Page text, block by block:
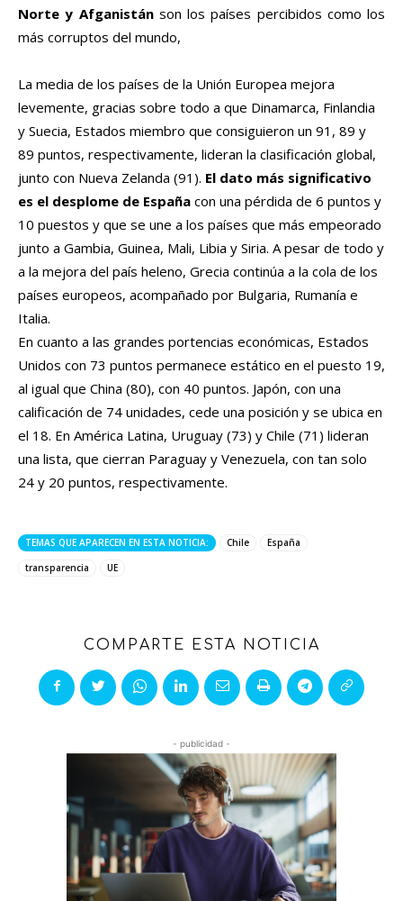
Norte y Afganistánson los países percibidos como los
más corruptos del mundo,
La media de los países de la Unión Europea mejora
levemente, gracias sobre todo a que Dinamarca, Finlandia
y Suecia, Estados miembro que consiguieron un 91, 89 y
89 puntos, respectivamente, lideran la clasificación global,
junto con Nueva Zelanda (91). El dato más significativo
es el desplome de España con una pérdida de 6 puntos y
10 puestos y que se une a los países que más empeorado
junto a Gambia, Guinea, Mali, Libia y Siria. A pesar de todo y
a la mejora del país heleno, Grecia continúa a la cola de los
países europeos, acompañado por Bulgaria, Rumanía e
Italia.
En cuanto a las grandes portencias económicas, Estados
Unidos con 73 puntos permanece estático en el puesto 19,
al igual que China (80), con 40 puntos. Japón, con una
calificación de 74 unidades, cede una posición y se ubica en
el 18. En América Latina, Uruguay (73) y Chile (71) lideran
una lista, que cierran Paraguay y Venezuela, con tan solo
24 y 20 puntos, respectivamente.
TEMAS QUE APARECEN EN ESTA NOTICIA: Chile
España
transparencia
UE
COMPARTE ESTA NOTICIA
- publicidad -